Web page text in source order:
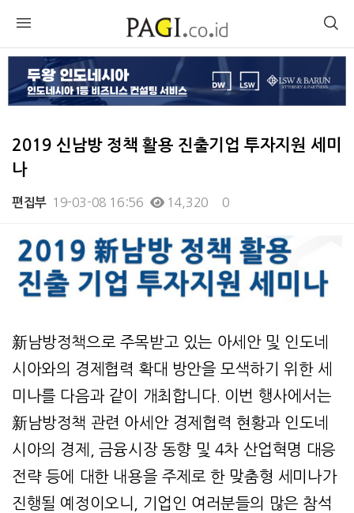
2019 신남방 정책 활용 진출기업 투자지원 세미
나
편집부 19-03-08 16:56 14,320 0
본문
新남방정책으로 주목받고 있는 아세안 및 인도네
시아와의 경제협력 확대 방안을 모색하기 위한 세
미나를 다음과 같이 개최합니다. 이번 행사에서는
新남방정책 관련 아세안 경제협력 현황과 인도네
시아의 경제, 금융시장 동향 및 4차 산업혁명 대응
전략 등에 대한 내용을 주제로 한 맞춤형 세미나가
진행될 예정이오니, 기업인 여러분들의 많은 참석